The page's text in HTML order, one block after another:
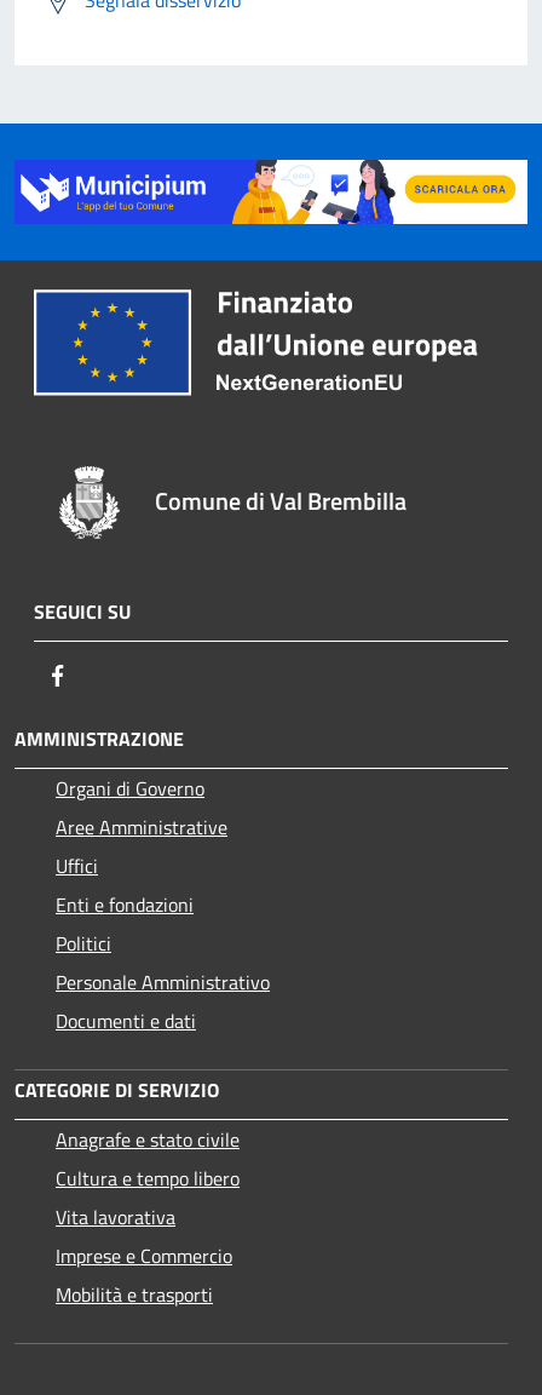
Comune di Val Brembilla
SEGUICI SU
AMMINISTRAZIONE
Organi di Governo
Aree Amministrative
Uffici
Enti e fondazioni
Politici
Personale Amministrativo
Documenti e dati
CATEGORIE DI SERVIZIO
Anagrafe e stato civile
Cultura e tempo libero
Vita lavorativa
Imprese e Commercio
Mobilità e trasporti